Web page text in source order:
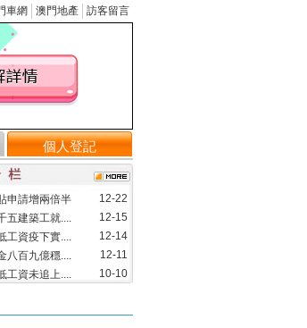
訪客留言
澳門地產
車網
個人登記
申請增兩倍半
12-22
五建築工就....
12-15
工資疫下實....
12-14
八百九億穩....
12-11
工資未追上....
10-10